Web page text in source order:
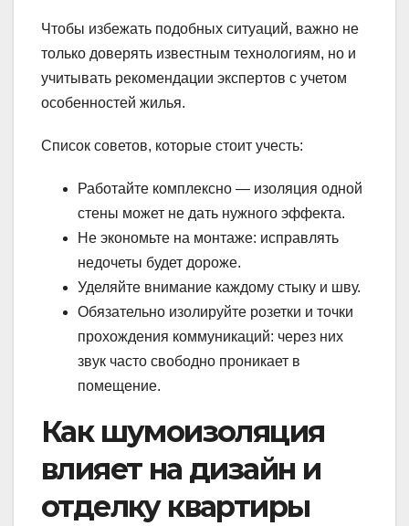
Чтобы избежать подобных ситуаций, важно не
только доверять известным технологиям, но и
учитывать рекомендации экспертов с учетом
особенностей жилья.
Список советов, которые стоит учесть:
Работайте комплексно — изоляция одной
стены может не дать нужного эффекта.
Не экономьте на монтаже: исправлять
недочеты будет дороже.
Уделяйте внимание каждому стыку и шву.
Обязательно изолируйте розетки и точки
прохождения коммуникаций: через них
звук часто свободно проникает в
помещение.
Как шумоизоляция
влияет на дизайн и
отделку квартиры